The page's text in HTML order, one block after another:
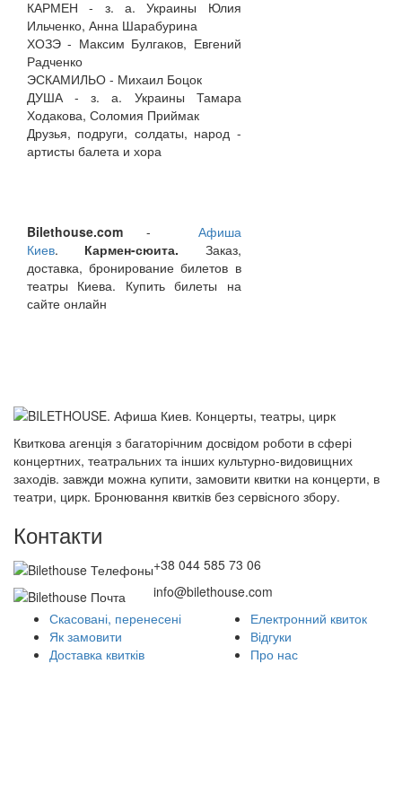
КАРМЕН - з. а. Украины Юлия
Ильченко, Анна Шарабурина
ХОЗЭ - Максим Булгаков, Евгений
Радченко
ЭСКАМИЛЬО - Михаил Боцок
ДУША - з. а. Украины Тамара
Ходакова, Соломия Приймак
Друзья, подруги, солдаты, народ -
артисты балета и хора
Bilethouse.com - Афиша
Киев. Кармен-сюита. Заказ,
доставка, бронирование билетов в
театры Киева. Купить билеты на
сайте онлайн
Квиткова агенція з багаторічним досвідом роботи в сфері
концертних, театральних та інших культурно-видовищних
заходів. завжди можна купити, замовити квитки на концерти, в
театри, цирк. Бронювання квитків без сервісного збору.
Контакти
+38 044 585 73 06
info@bilethouse.com
Скасовані, перенесені
Як замовити
Доставка квитків
Електронний квиток
Відгуки
Про нас